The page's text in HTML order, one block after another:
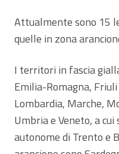
Attualmente sono 15
quelle in zona
I territori in fascia
Emilia-Romagna,
Lombardia, Marche,
Umbria e Veneto, a
autonome di Trento e